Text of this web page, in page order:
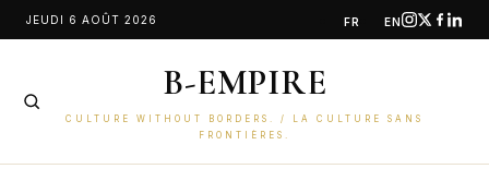
AllerJEUDI 6 AOÛT 2026 FR EN
B-EMPIRE
CULTURE WITHOUT BORDERS. / LA CULTURE SANS
FRONTIÈRES.